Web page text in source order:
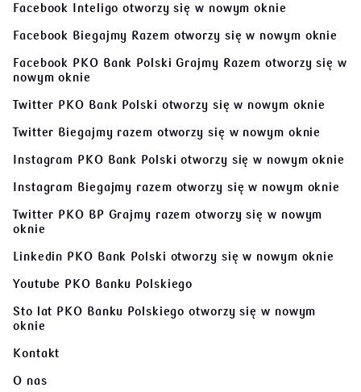
Facebook Inteligo otworzy się w nowym oknie
Facebook Biegajmy Razem otworzy się w nowym oknie
Facebook PKO Bank Polski Grajmy Razemotworzy się w
nowym oknie
Twitter PKO Bank Polski otworzy się w nowym oknie
Twitter Biegajmy razem otworzy się w nowym oknie
Instagram PKO Bank Polski otworzy się w nowym oknie
Instagram Biegajmy razem otworzy się w nowym oknie
Twitter PKO BP Grajmy razem otworzy się w nowym
oknie
Linkedin PKO Bank Polski otworzy się w nowym oknie
Youtube PKO Banku Polskiego
Sto lat PKO Banku Polskiego otworzy się w nowym
oknie
Kontakt
O nas